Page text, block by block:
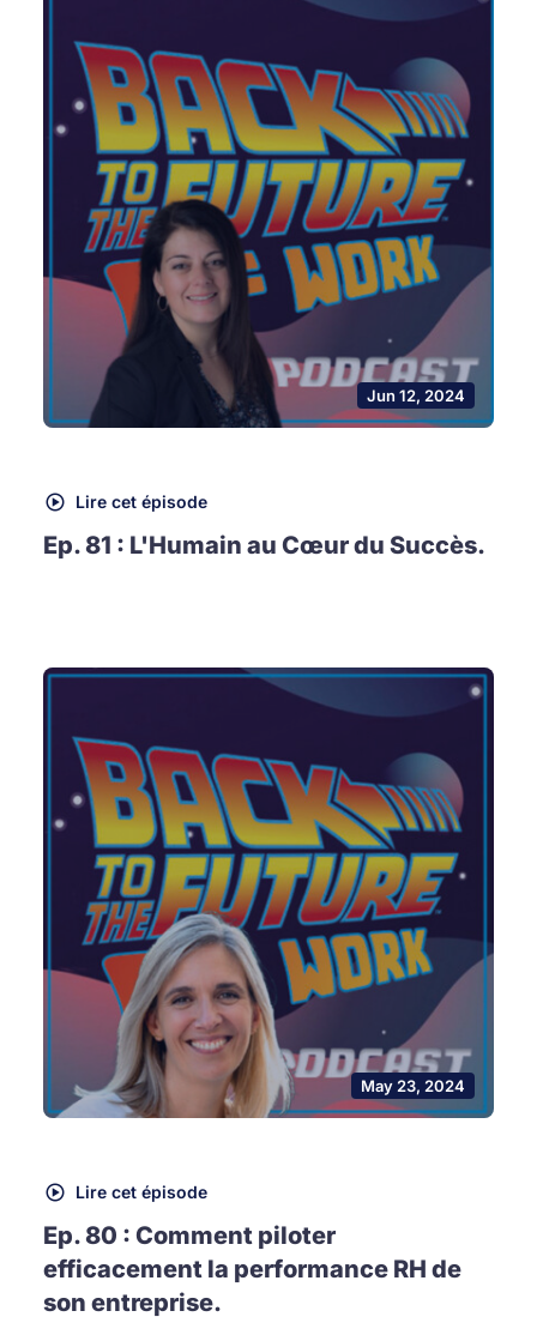
Jun 12, 2024
Lire cet épisode
Ep. 81 : L'Humain au Cœur du Succès.
May 23, 2024
Lire cet épisode
Ep. 80 : Comment piloter
efficacement la performance RH de
son entreprise.